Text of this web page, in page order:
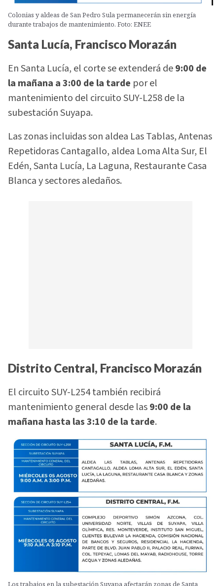
Colonias y aldeas de San Pedro Sula permanecerán sin energía
durante trabajos de mantenimiento. Foto: ENEE
Santa Lucía, Francisco Morazán
En Santa Lucía, el corte se extenderá de9:00 de
la mañana a 3:00 de la tarde por el
mantenimiento del circuito SUY-L258 de la
subestación Suyapa.
Las zonas incluidas son aldea Las Tablas, Antenas
Repetidoras Cantagallo, aldea Loma Alta Sur, El
Edén, Santa Lucía, La Laguna, Restaurante Casa
Blanca y sectores aledaños.
Distrito Central, Francisco Morazán
El circuito SUY-L254 también recibirá
mantenimiento general desde las9:00 de la
mañana hasta las 3:10 de la tarde.
Los trabajos en la subestación Suyapa afectarán zonas de Santa